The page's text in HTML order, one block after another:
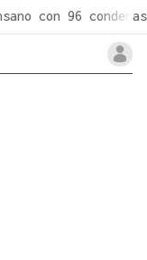
con 96 condenas